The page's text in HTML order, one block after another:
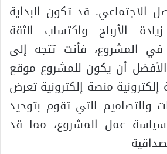
الاجتماعي. قد تكون البداية
الأرباح واكتساب الثقة
في المشروع، فأنت تتجه إلى
أن يكون للمشروع موقع
منصة إلكترونية تعرض
والتصاميم التي تقوم بتوحيد
سياسة عمل المشروع، مما قد